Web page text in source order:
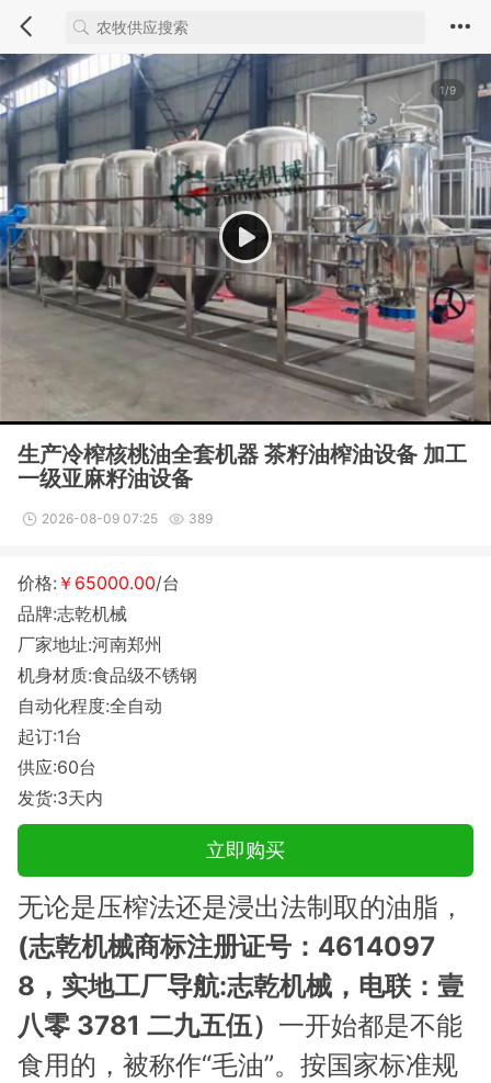
1/9
生产冷榨核桃油全套机器 茶籽油榨油设备 加工
一级亚麻籽油设备
2026-08-09 07:25 389
价格: ￥65000.00/台
品牌:志乾机械
厂家地址:河南郑州
机身材质:食品级不锈钢
自动化程度:全自动
起订:1台
供应:60台
发货:3天内
立即购买
无论是压榨法还是浸出法制取的油脂，
(志乾机械商标注册证号：4614097
8，实地工厂导航:志乾机械，电联：壹
八零 3781 二九五伍） 一开始都是不能
食用的，被称作“毛油”。按国家标准规